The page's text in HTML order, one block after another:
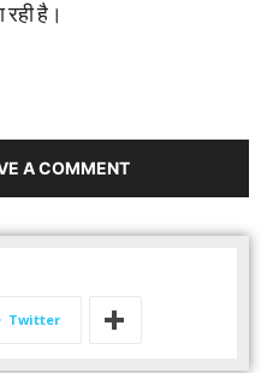
रही है।
A COMMENT
Twitter